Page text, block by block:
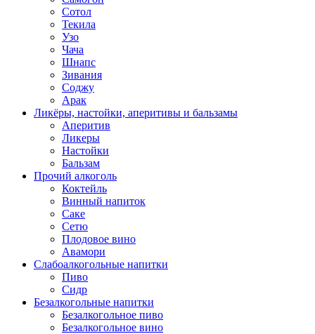
Сотол
Текила
Узо
Чача
Шнапс
Зивания
Соджу
Арак
Ликёры, настойки, аперитивы и бальзамы
Аперитив
Ликеры
Настойки
Бальзам
Прочий алкоголь
Коктейль
Винный напиток
Саке
Сетю
Плодовое вино
Авамори
Слабоалкогольные напитки
Пиво
Сидр
Безалкогольные напитки
Безалкогольное пиво
Безалкогольное вино